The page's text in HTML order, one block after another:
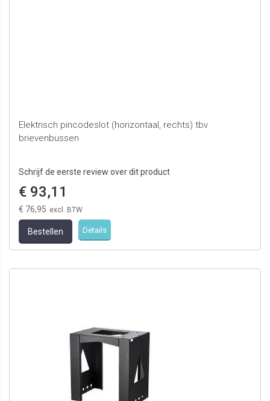
Elektrisch pincodeslot (horizontaal, rechts) tbv
brievenbussen
Schrijf de eerste review over dit product
€ 93,11
€ 76,95
Bestellen Details